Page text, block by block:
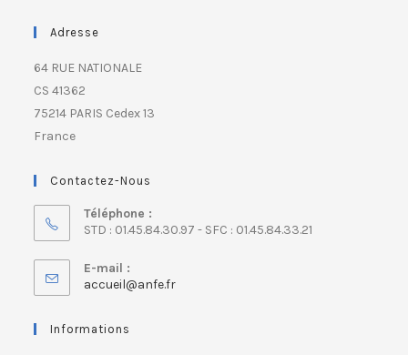
Adresse
64 RUE NATIONALE
CS 41362
75214 PARIS Cedex 13
France
Contactez-Nous
Téléphone :
STD : 01.45.84.30.97 - SFC : 01.45.84.33.21
E-mail :
accueil@anfe.fr
Informations